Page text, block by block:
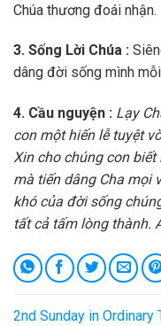
Chúa thương đoái nhận.
3. Sống Lời Chúa :
dâng đời sống mình
4. Cầu nguyện : Lạy
con một hiến lễ tuyệt
Xin cho chúng con
mà tiến dâng Cha mọi
khó của đời sống
tất cả tấm lòng thành.
2nd Sunday in Ordinary